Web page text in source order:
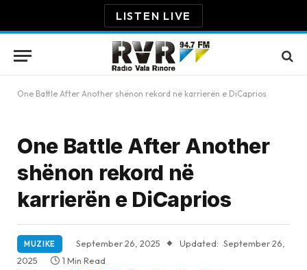
LISTEN LIVE
One Battle After Another shënon rekord në karrierën e DiCaprios
One Battle After Another
shënon rekord në
karrierën e DiCaprios
MUZIKE September 26, 2025 Updated: September 26,
2025
1 Min Read